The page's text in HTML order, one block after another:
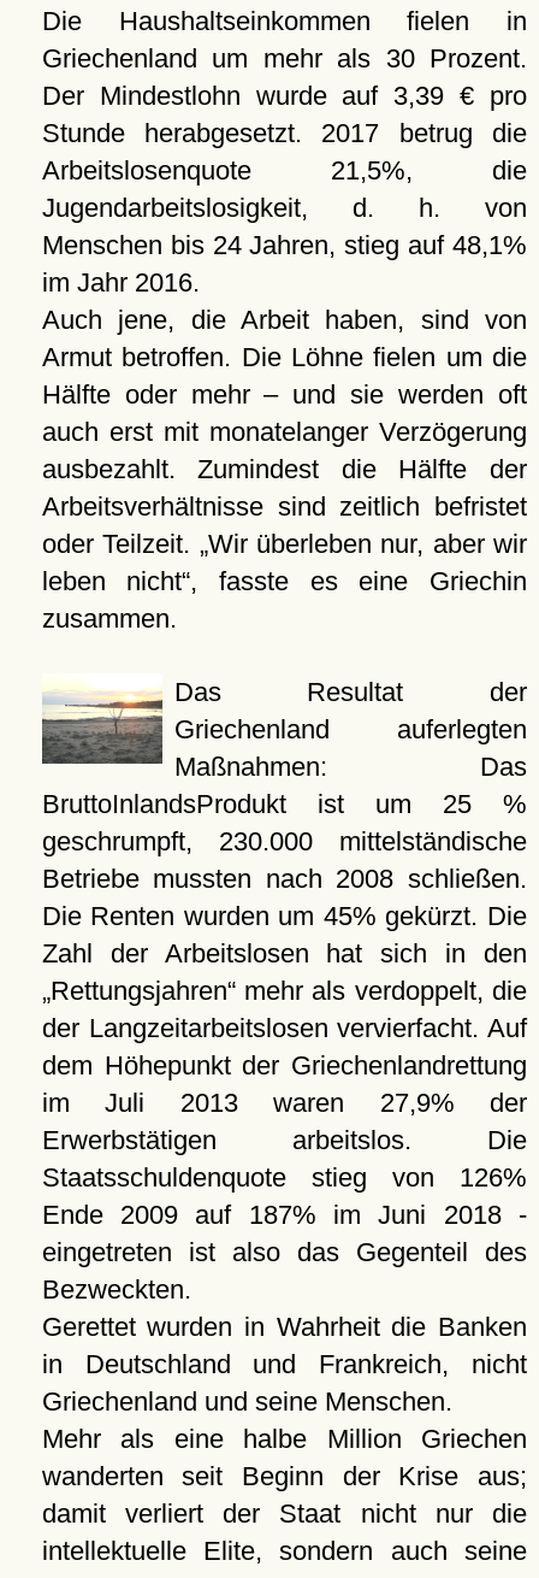
Die Haushaltseinkommen fielen in
Griechenland um mehr als 30 Prozent.
Der Mindestlohn wurde auf 3,39 € pro
Stunde herabgesetzt. 2017 betrug die
Arbeitslosenquote 21,5%, die
Jugendarbeitslosigkeit, d. h. von
Menschen bis 24 Jahren, stieg auf 48,1%
im Jahr 2016.
Auch jene, die Arbeit haben, sind von
Armut betroffen. Die Löhne fielen um die
Hälfte oder mehr – und sie werden oft
auch erst mit monatelanger Verzögerung
ausbezahlt. Zumindest die Hälfte der
Arbeitsverhältnisse sind zeitlich befristet
oder Teilzeit. „Wir überleben nur, aber wir
leben nicht“, fasste es eine Griechin
zusammen.
Das Resultat der
Griechenland auferlegten
Maßnahmen: Das
BruttoInlandsProdukt ist um 25 %
geschrumpft, 230.000 mittelständische
Betriebe mussten nach 2008 schließen.
Die Renten wurden um 45% gekürzt. Die
Zahl der Arbeitslosen hat sich in den
„Rettungsjahren“ mehr als verdoppelt, die
der Langzeitarbeitslosen vervierfacht. Auf
dem Höhepunkt der Griechenlandrettung
im Juli 2013 waren 27,9% der
Erwerbstätigen arbeitslos. Die
Staatsschuldenquote stieg von 126%
Ende 2009 auf 187% im Juni 2018 -
eingetreten ist also das Gegenteil des
Bezweckten.
Gerettet wurden in Wahrheit die Banken
in Deutschland und Frankreich, nicht
Griechenland und seine Menschen.
Mehr als eine halbe Million Griechen
wanderten seit Beginn der Krise aus;
damit verliert der Staat nicht nur die
intellektuelle Elite, sondern auch seine